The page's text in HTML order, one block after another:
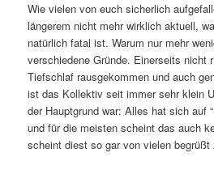
Wie vielen von euch sicherlich
längerem nicht mehr wirklich aktuell,
natürlich fatal ist. Warum nur mehr
verschiedene Gründe. Einerseits nicht
Tiefschlaf rausgekommen und auch
ist das Kollektiv seit immer sehr klein
der Hauptgrund war: Alles hat sich auf
und für die meisten scheint das auch
scheint diest so gar von vielen begrüßt